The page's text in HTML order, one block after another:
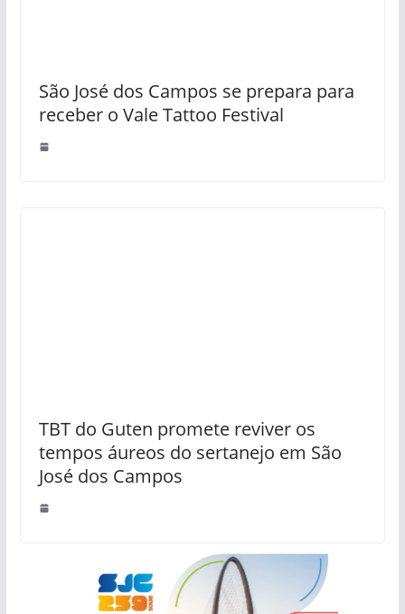
São José dos Campos se prepara para
receber o Vale Tattoo Festival
TBT do Guten promete reviver os
tempos áureos do sertanejo em São
José dos Campos